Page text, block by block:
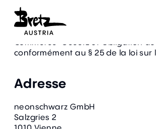
Obligation d′information selon § 5
Commerce-Gesetz et Obligation
conformément au § 25 de la loi sur
Adresse
neonschwarz GmbH
Salzgries 2